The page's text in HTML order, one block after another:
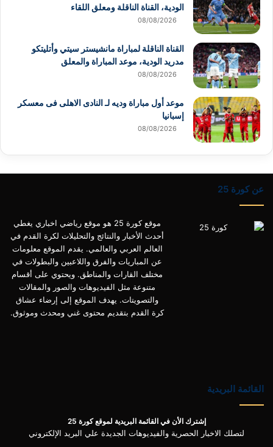
الودية، القناة الناقلة ومعلق اللقاء
08/08/2026
القناة الناقلة لمباراة مانشيستر سيتي وأتليتكو
مدريد الودية، موعد المباراة والمعلق
08/08/2026
موعد أول مباراة وديه لـ النادى الاهلى فى معسكر
إسبانيا
08/08/2026
عن كورة 25
موقع كورة 25 هو موقع رياضي اخباري يغطي
أحدث الأخبار والنتائج والتحليلات لكرة القدم في
العالم العربي والعالمي. يقدم الموقع معلومات
عن المباريات والفرق واللاعبين والبطولات في
مختلف القارات والمناطق. ويحتوي على أقسام
متنوعة مثل الفيديوهات والصور والمقالات
والتصويتات. يهدف الموقع إلى إرضاء عشاق
كرة القدم بتقديم محتوى غني ومحدث وموثوق.
القائمة البريدية
إشترك الأن في القائمة البريدية لموقع كورة 25
لتصلك الاخبار الحصرية والفيديوهات الجديدة علي البريد الإلكتروني